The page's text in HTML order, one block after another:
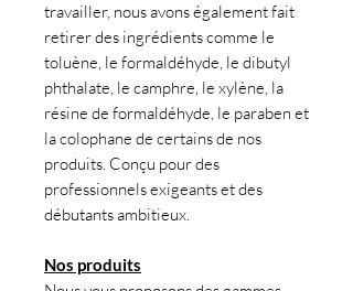
travailler, nous avons également fait
retirer des ingrédients comme le
toluène, le formaldéhyde, le dibutyl
phthalate, le camphre, le xylène, la
résine de formaldéhyde, le paraben et
la colophane de certains de nos
produits. Conçu pour des
professionnels exigeants et des
débutants ambitieux.
Nos produits